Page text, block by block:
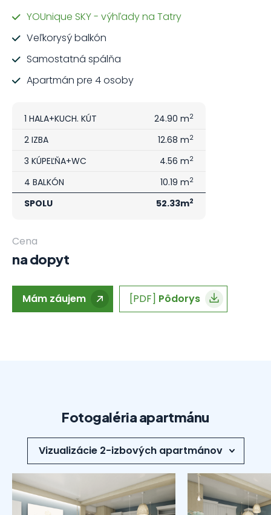
YOUnique SKY - výhľady na Tatry
Veľkorysý balkón
Samostatná spálňa
Apartmán pre 4 osoby
1 HALA+KUCH. KÚT 24.90 m2
2 IZBA 12.68 m2
3 KÚPEĽŇA+WC 4.56 m2
4 BALKÓN 10.19 m2
SPOLU 52.33m2
Cena
na dopyt
Mám záujem [PDF] Pôdorys
Fotogaléria apartmánu